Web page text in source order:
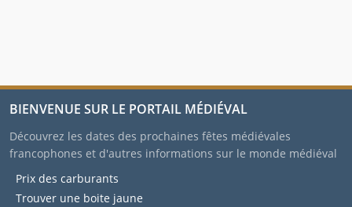
BIENVENUE SUR LE PORTAIL MÉDIÉVAL
Découvrez les dates des prochaines fêtes médiévales
francophones et d'autres informations sur le monde médiéval
Prix des carburants
Trouver une boite jaune